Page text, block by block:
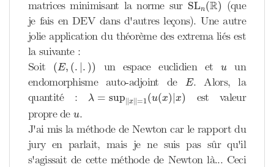
matrices minimisant la norme sur SLn(R) (que
je fais en DEV dans d'autres leçons). Une autre
jolie application du théorème des extrema liés est
la suivante :
Soit (E, (. . ))
( E, (. .) ) un espace euclidien et u
uun
endomorphisme auto-adjoint de
E
E. Alors, la
quantité :
λ = sup x∥ =1(u(x) x)
λ 1( u( x)| x)
est valeur
propre de u
u.
J'ai mis la méthode de Newton car le rapport du
jury en parlait, mais je ne suis pas sûr qu'il
s'agissait de cette méthode de Newton là... Ceci